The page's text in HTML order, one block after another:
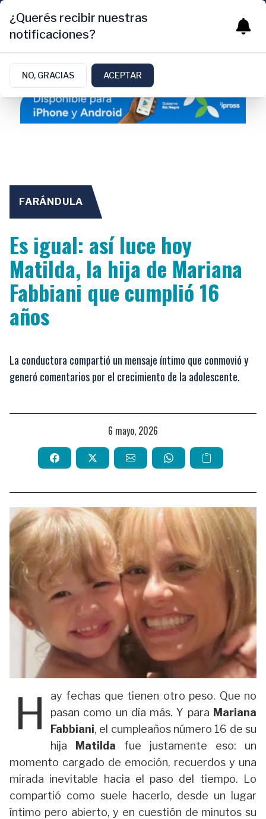
FARÁNDULA
Es igual: así luce hoy
Matilda, la hija de Mariana
Fabbiani que cumplió 16
años
La conductora compartió un mensaje íntimo que conmovió y
generó comentarios por el crecimiento de la adolescente.
6 mayo, 2026
H
ay fechas que tienen otro peso. Que no
pasan como un día más. Y para Mariana
Fabbiani, el cumpleaños número 16 de su
hija
Matilda fue justamente eso: un
momento cargado de emoción, recuerdos y una
mirada inevitable hacia el paso del tiempo. Lo
compartió como suele hacerlo, desde un lugar
íntimo pero abierto, y en cuestión de minutos su
¿Querés recibir nuestras
notificaciones?
NO, GRACIAS ACEPTAR